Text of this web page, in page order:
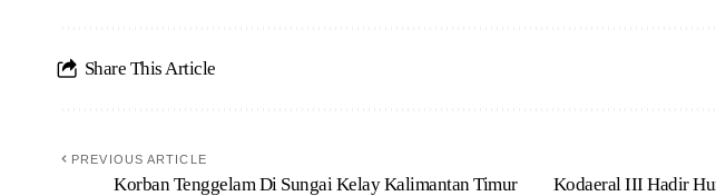
Share This Article
PREVIOUS ARTICLE
Korban Tenggelam Di Sungai Kelay Kalimantan Timur
Kodaeral III Hadir